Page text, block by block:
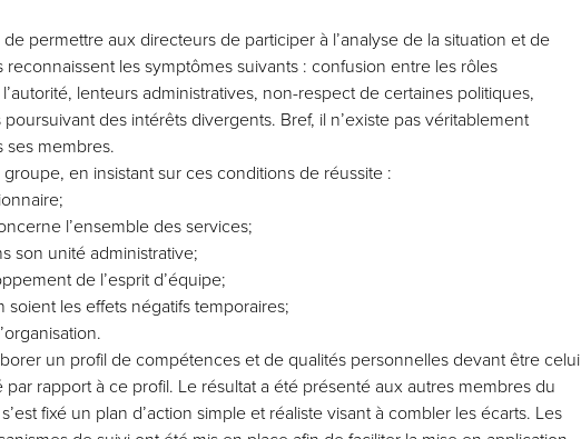
permettre aux directeurs de participer à l’analyse de la situation et de
les symptômes suivants : confusion entre les rôles
lenteurs administratives, non-respect de certaines politiques,
des intérêts divergents. Bref, il n’existe pas véritablement
ses membres.
en insistant sur ces conditions de réussite :
l’ensemble des services;
son unité administrative;
de l’esprit d’équipe;
les effets négatifs temporaires;
un profil de compétences et de qualités personnelles devant être celui
rapport à ce profil. Le résultat a été présenté aux autres membres du
fixé un plan d’action simple et réaliste visant à combler les écarts. Les